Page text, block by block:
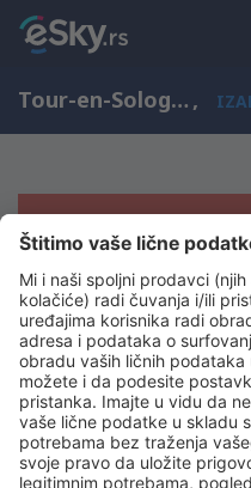
Tour-en-Sologne, Centar, Francuska ,
Žao nam je, ne
rezultate
Pokušajte još jednom kad